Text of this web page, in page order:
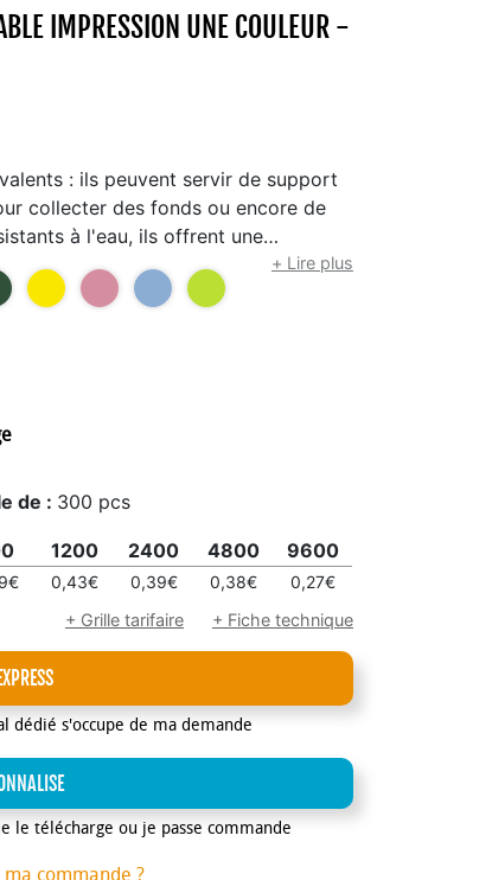
IMPRESSION UNE COULEUR -
: ils peuvent servir de support
collecter des fonds ou encore de
à l'eau, ils offrent une
ou texte. Couleur du bracelet selon
: 20,2 x 1,2 cm- Ado : 17 x 1,2 cm -
+ Lire plus
de : 300 pcs
1200 2400 4800
9600
0,43€ 0,39€ 0,38€
0,27€
+ Grille tarifaire
+ Fiche technique
dédié s'occupe de ma demande
le télécharge ou je passe commande
commande ?